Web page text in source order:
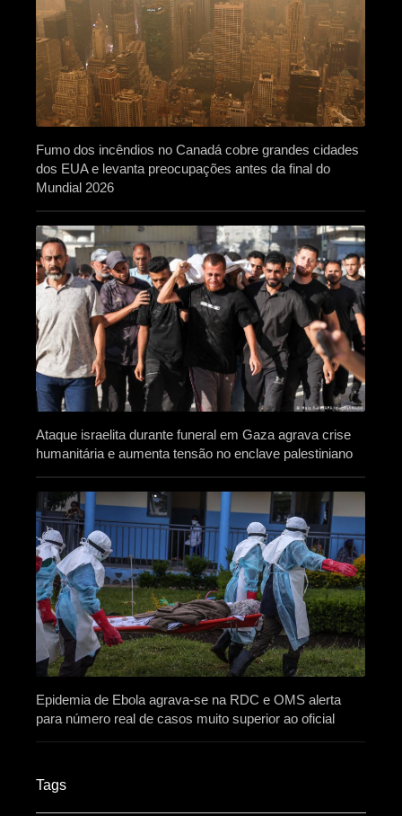
Fumo dos incêndios no Canadá cobre grandes cidades
dos EUA e levanta preocupações antes da final do
Mundial 2026
Ataque israelita durante funeral em Gaza agrava crise
humanitária e aumenta tensão no enclave palestiniano
Epidemia de Ebola agrava-se na RDC e OMS alerta
para número real de casos muito superior ao oficial
Tags